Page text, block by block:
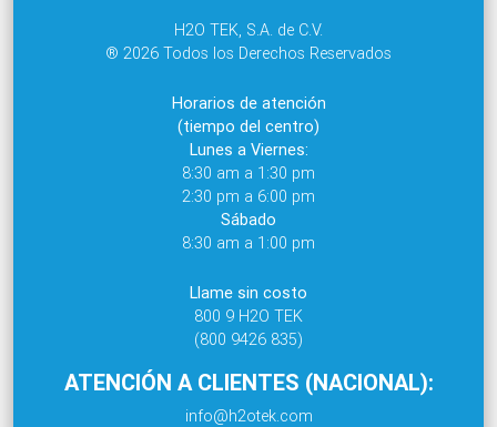
H2O TEK, S.A. de C.V.
® 2026 Todos los Derechos Reservados
Horarios de atención
(tiempo del centro)
Lunes a Viernes:
8:30 am a 1:30 pm
2:30 pm a 6:00 pm
Sábado
8:30 am a 1:00 pm
Llame sin costo
800 9 H2O TEK
(800 9426 835)
ATENCIÓN A CLIENTES (NACIONAL):
info@h2otek.com